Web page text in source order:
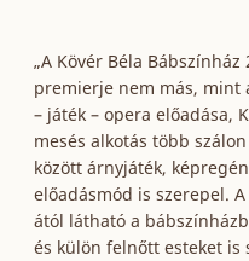
„A Kövér Béla
premierje nem más, mint
– játék – opera előadása,
mesés alkotás több
között árnyjáték,
előadásmód is szerepel.
ától látható a
és külön felnőtt esteket is